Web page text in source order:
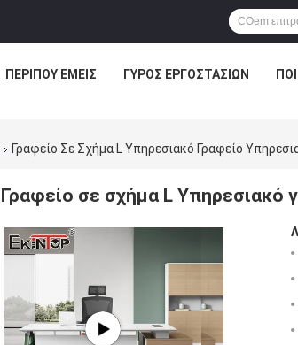
ΠΕΡΊΠΟΥ ΕΜΕΊΣ ΓΎΡΟΣ ΕΡΓΟΣΤΑΣΊΩΝ
Γραφείο Σε Σχήμα L Υπηρεσιακό Γραφείο
Γραφείο σε σχήμα L Υπηρεσιακό